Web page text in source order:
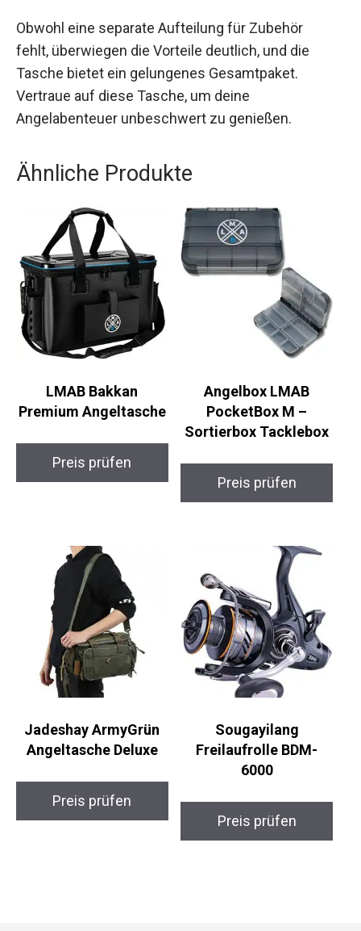
Obwohl eine separate Aufteilung für Zubehör
fehlt, überwiegen die Vorteile deutlich, und die
Tasche bietet ein gelungenes Gesamtpaket.
Vertraue auf diese Tasche, um deine
Angelabenteuer unbeschwert zu genießen.
Ähnliche Produkte
LMAB Bakkan
Premium Angeltasche
Preis prüfen
Angelbox LMAB
PocketBox M –
Sortierbox Tacklebox
Preis prüfen
Jadeshay ArmyGrün
Angeltasche Deluxe
Preis prüfen
Sougayilang
Freilaufrolle BDM-
6000
Preis prüfen